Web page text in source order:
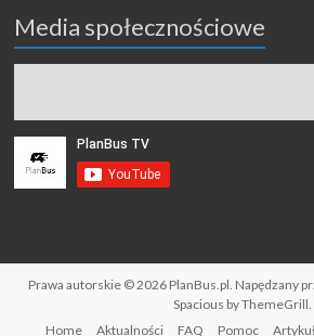
Media społecznościowe
Prawa autorskie © 2026 PlanBus.pl . Napędzany
Spacious byThemeGrill
Home
Aktualności FAQ Pomoc